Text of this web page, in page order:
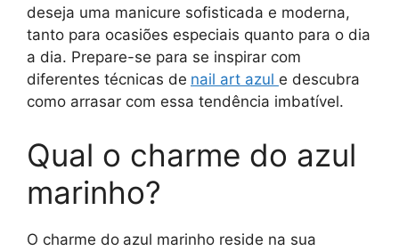
deseja uma manicure sofisticada e moderna,
tanto para ocasiões especiais quanto para o dia
a dia. Prepare-se para se inspirar com
diferentes técnicas de nail art azul e descubra
como arrasar com essa tendência imbatível.
Qual o charme do azul
marinho?
O charme do azul marinho reside na sua